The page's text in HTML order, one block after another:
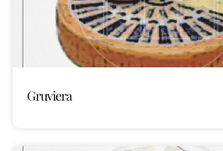
Gruviera